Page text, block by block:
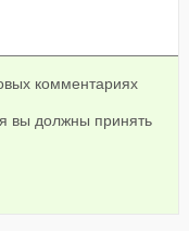
комментариях
вы должны принять